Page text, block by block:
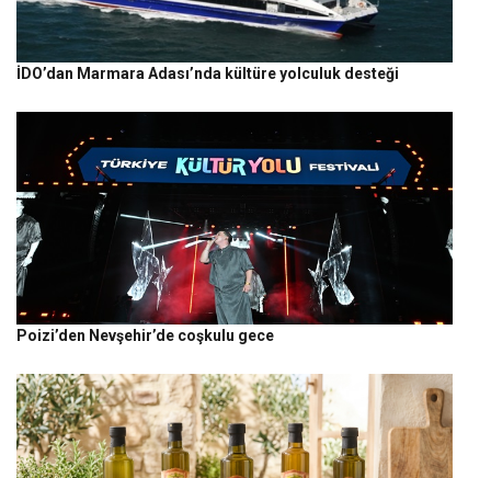
İDO’dan Marmara Adası’nda kültüre yolculuk desteği
Poizi’den Nevşehir’de coşkulu gece